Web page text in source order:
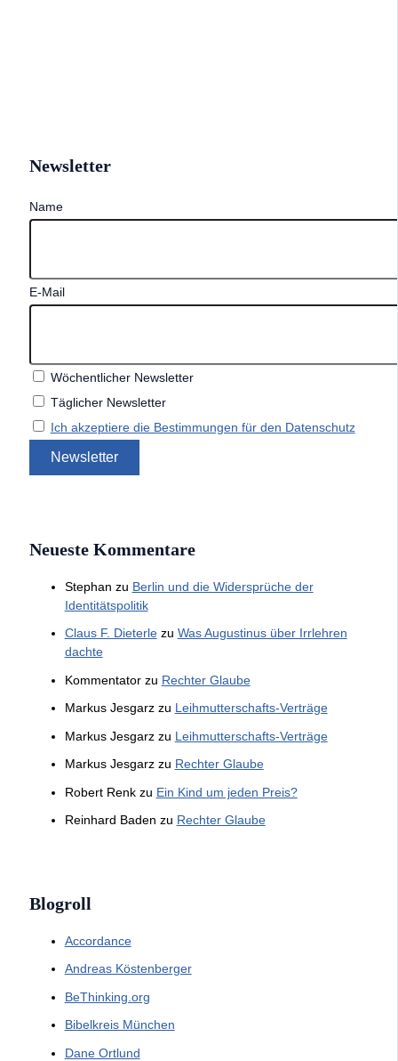
Newsletter
Name
E-Mail
Wöchentlicher Newsletter
Täglicher Newsletter
Ich akzeptiere die Bestimmungen für den Datenschutz
Neueste Kommentare
Stephan zu Berlin und die Widersprüche der
Identitätspolitik
Claus F. Dieterlezu Was Augustinus über Irrlehren
dachte
Kommentatorzu Rechter Glaube
Markus Jesgarzzu Leihmutterschafts-Verträge
Markus Jesgarzzu Leihmutterschafts-Verträge
Markus Jesgarzzu Rechter Glaube
Robert Renkzu Ein Kind um jeden Preis?
Reinhard Baden zu Rechter Glaube
Blogroll
Accordance
Andreas Köstenberger
BeThinking.org
Bibelkreis München
Dane Ortlund